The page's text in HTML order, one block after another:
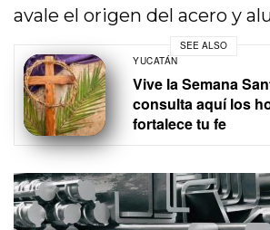
avale el origen del acero y
SEE ALSO
YUCATÁN
Vive la Semana
consulta aquí los
fortalece tu fe